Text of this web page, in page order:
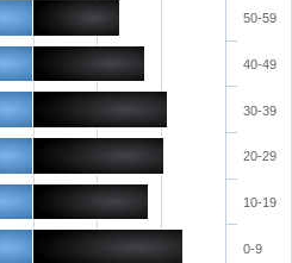
0-9
10-19
20-29
30-39
40-49
50-59